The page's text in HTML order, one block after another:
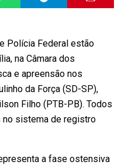
Polícia Federal estão
na Câmara dos
e apreensão nos
da Força (SD-SP),
Filho (PTB-PB). Todos
sistema de registro
a fase ostensiva